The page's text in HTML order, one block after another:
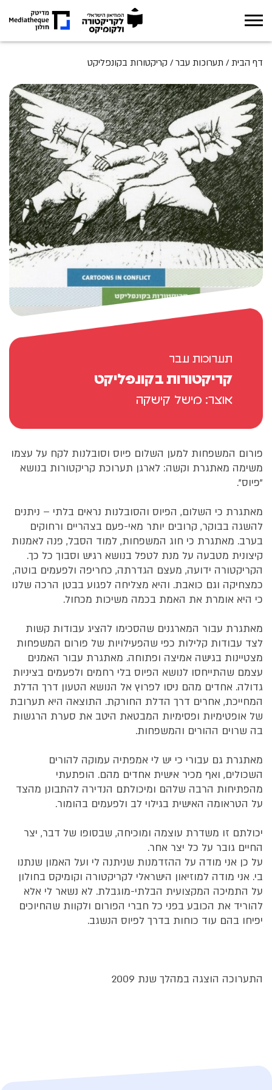
אודות
תערוכות
מה קורה במוזיאון
חינוך
ארכיון
מגזין
צור קשר
דף הבית / תערוכות עבר / קריקטורות בקונפליקט
תערוכות עבר
קריקטורות בקונפליקט
אוצר: מישל קישקה
פורום המשפחות למען השלום פיוס וסובלנות לקח על עצמו
משימה מאתגרת וקשה: לארגן תערוכת קריקטורות בנושא
"פיוס".
מאתגרת כי השלום, הפיוס והסובלנות נראים בלתי – ניתנים
להשגה בבוקר, קרובים יותר מאי-פעם בצהריים ורחוקים
בערב. מאתגרת כי חוג המשפחות, למוד הסבל, פנה לאמנות
קיצונית מטבעה על מנת לטפל בנושא רגיש וסבוך כל כך.
הקריקטורה ידועה, מעצם הגדרתה, כחריפה ולפעמים בוטה,
כמצחיקה וגם כואבת. והיא מצליחה לפגוע בבטן הרכה שלנו
כי היא אומרת את האמת בכמה משיכות מכחול.
מאתגרת עבור המארגנים שהסכימו להציג עבודות קשות
לצד עבודות קלילות כפי שהפעילויות של פורום המשפחות
מצטיינות בגישה אמיצה ופתוחה. מאתגרת עבור האמנים
עצמם שהתייחסו לנושא הפיוס בלי רחמים ולפעמים בציניות
גדולה. אחדים מהם ניסו לפרוץ אל הנושא הטעון דרך הדלת
המחייכת, אחרים דרך הדלת החורקת. התוצאה היא תערובת
של אופטימיות ופסימיות המבטאת היטב את סערת הרגשות
בה שרוים ההורים והמשפחות.
מאתגרת גם עבורי כי יש לי אמפתיה עמוקה להורים
השכולים, ואף מכיר אישית אחדים מהם. הופתעתי
מהפתיחות הרבה שלהם ומיכולתם הנדירה להתבונן מהצד
על הטראומה האישית בגילוי לב ולפעמים בהומור.
יכולתם זו משדרת עוצמה ומוכיחה, שבסופו של דבר, יצר
החיים גובר על כל יצר אחר.
על כן אני מודה על ההזדמנות שניתנה לי ועל האמון שנתנו
בי. אני מודה למוזיאון הישראלי לקריקטורה וקומיקס בחולון
על התמיכה המקצועית הבלתי-מוגבלת. לא נשאר לי אלא
להוריד את הכובע בפני כל חברי הפורום ולקוות שהחיוכים
יפיחו בהם עוד כוחות בדרך לפיוס הנשגב.
התערוכה הוצגה במהלך שנת 2009